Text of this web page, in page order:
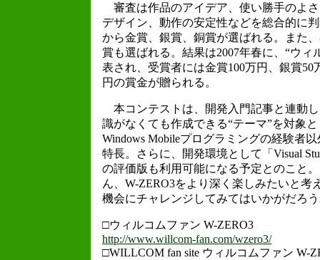
審査は作品のアイデア、使い勝手のよ
デザイン、動作の安定性などを総合的に
から金賞、銀賞、銅賞が選ばれる。また
賞も選ばれる。結果は2007年春に、“ウィ
表され、受賞者には金賞100万円、銀賞50
円の賞金が贈られる。
本コンテストは、開発入門記事と連動
識がなくても作成できる“テーマ”を対象
Windows Mobileプログラミングの経験者
特長。さらに、開発環境として「Visual
の評価版も利用可能になる予定とのこと
ん、W-ZERO3をより深く楽しみたいと考
機会にチャレンジしてみてはいかがだろ
□ウィルコムファン W-ZERO3
http://www.willcom-fan.com/wzero3/
□WILLCOM fan site ウィルコムファン W-